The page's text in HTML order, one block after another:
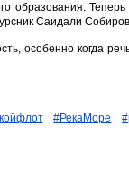
образования.
Саидали
особенно когда
#РекаМоре